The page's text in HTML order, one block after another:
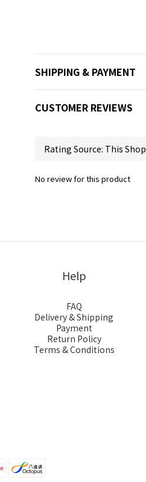
SHIPPING & PAYMENT
CUSTOMER REVIEWS
No review for this product
Help
FAQ
Delivery & Shipping
Payment
Return Policy
Terms & Conditions